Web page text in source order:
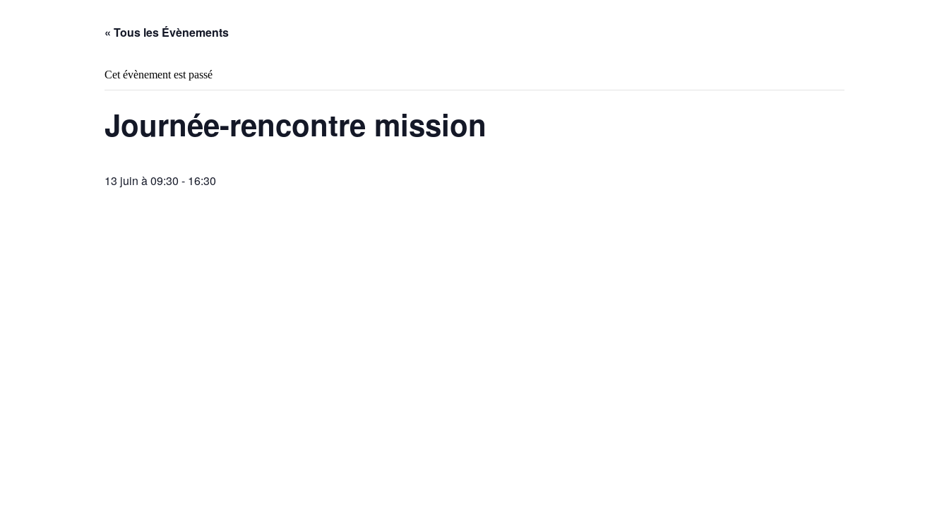
« Tous les Évènements
Cet évènement est passé
Journée-rencontre mission
13 juin à 09:30 - 16:30